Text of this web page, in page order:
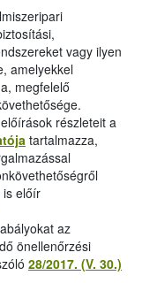
vagy ilyen
amelyekkel
megfelelő
részleteit a
tartalmazza,
is előír
az
önellenőrzési
28/2017. (V. 30.)